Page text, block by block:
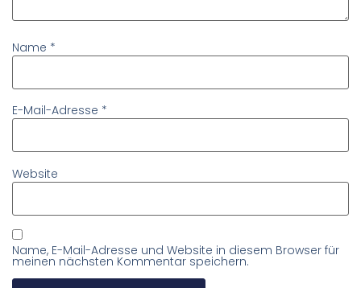
Name *
E-Mail-Adresse *
Website
Name, E-Mail-Adresse und Website in diesem Browser für
meinen nächsten Kommentar speichern.